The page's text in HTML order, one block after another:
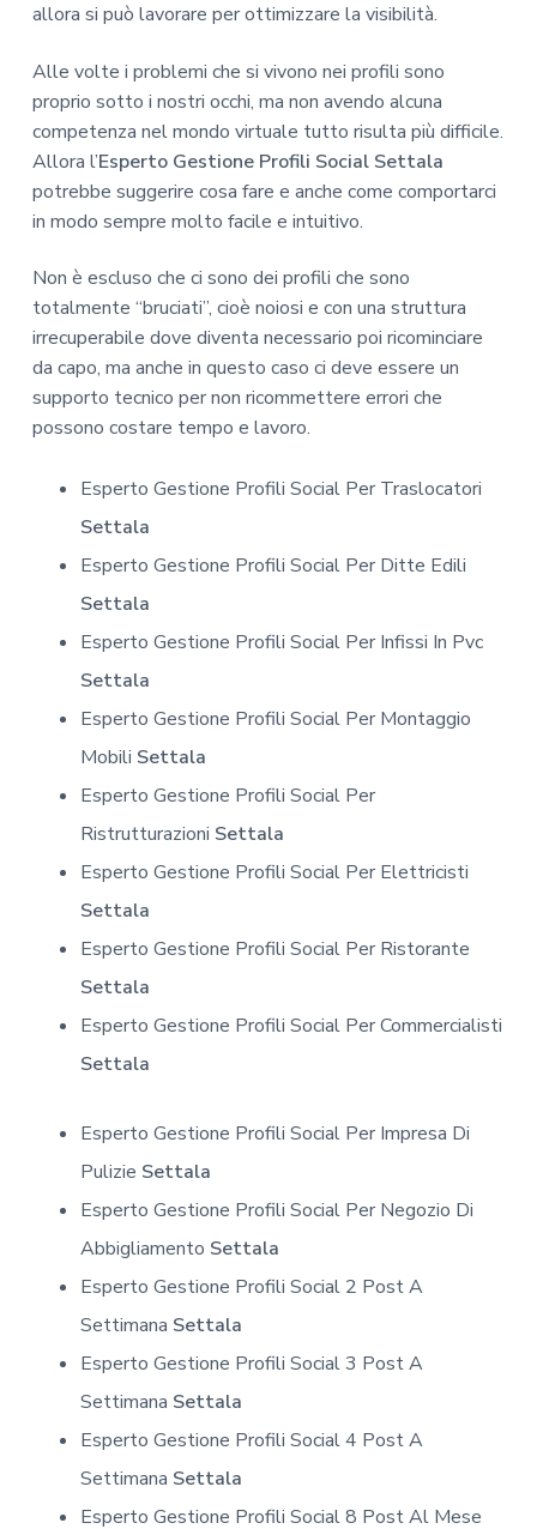
allora si può lavorare per ottimizzare la visibilità.
Alle volte i problemi che si vivono nei profili sono
proprio sotto i nostri occhi, ma non avendo alcuna
competenza nel mondo virtuale tutto risulta più difficile.
Allora l’Esperto Gestione Profili Social Settala
potrebbe suggerire cosa fare e anche come comportarci
in modo sempre molto facile e intuitivo.
Non è escluso che ci sono dei profili che sono
totalmente “bruciati”, cioè noiosi e con una struttura
irrecuperabile dove diventa necessario poi ricominciare
da capo, ma anche in questo caso ci deve essere un
supporto tecnico per non ricommettere errori che
possono costare tempo e lavoro.
Esperto Gestione Profili Social Per Traslocatori
Settala
Esperto Gestione Profili Social Per Ditte Edili
Settala
Esperto Gestione Profili Social Per Infissi In Pvc
Settala
Esperto Gestione Profili Social Per Montaggio
Mobili Settala
Esperto Gestione Profili Social Per
Ristrutturazioni Settala
Esperto Gestione Profili Social Per Elettricisti
Settala
Esperto Gestione Profili Social Per Ristorante
Settala
Esperto Gestione Profili Social Per Commercialisti
Settala
Esperto Gestione Profili Social Per Impresa Di
Pulizie Settala
Esperto Gestione Profili Social Per Negozio Di
Abbigliamento Settala
Esperto Gestione Profili Social 2 Post A
Settimana Settala
Esperto Gestione Profili Social 3 Post A
Settimana Settala
Esperto Gestione Profili Social 4 Post A
Settimana Settala
Esperto Gestione Profili Social 8 Post Al Mese